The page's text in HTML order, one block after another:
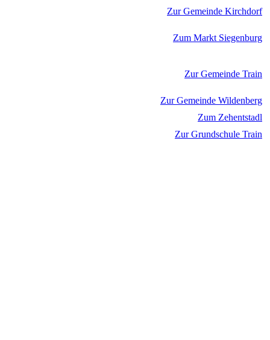
Zur Gemeinde Kirchdorf
Zum Markt Siegenburg
Zur Gemeinde Train
Zur Gemeinde Wildenberg
Zum Zehentstadl
Zur Grundschule Train